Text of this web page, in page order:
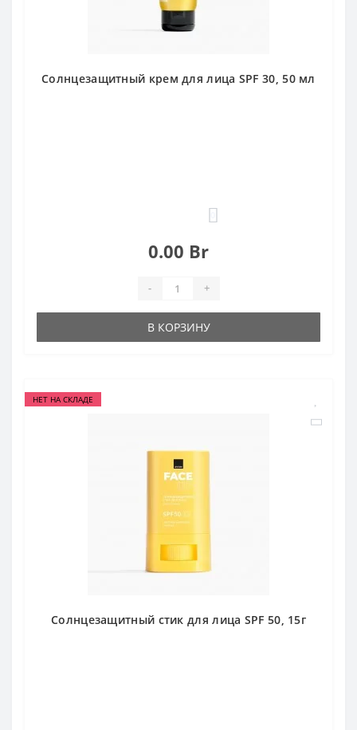
Солнцезащитный крем для лица SPF 30, 50 мл
0.00 Br
- +
В КОРЗИНУ
НЕТ НА СКЛАДЕ
Солнцезащитный стик для лица SPF 50, 15г